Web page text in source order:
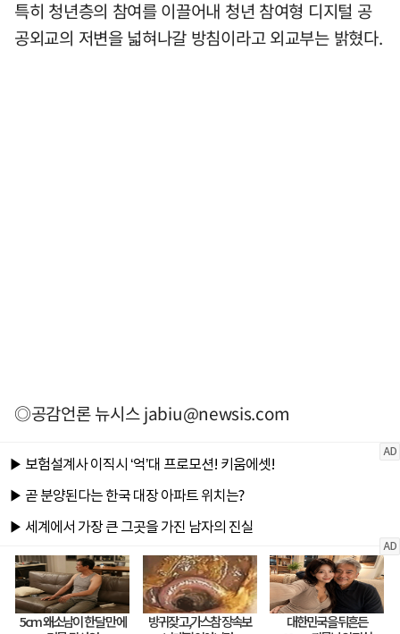
특히 청년층의 참여를 이끌어내 청년 참여형 디지털 공
공외교의 저변을 넓혀나갈 방침이라고 외교부는 밝혔다.
◎공감언론 뉴시스jabiu@newsis.com